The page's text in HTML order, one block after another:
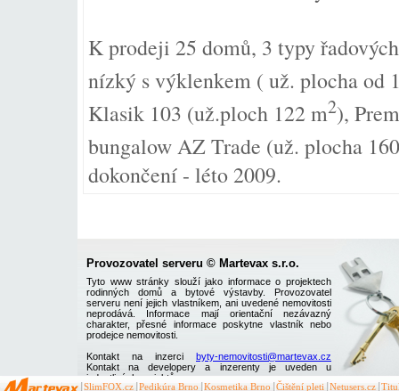
K prodeji 25 domů, 3 typy
nízký s výklenkem ( už. plocha od
Klasik 103 (už.ploch 122 m2),
bungalow AZ Trade (už. plocha
dokončení - léto 2009.
Provozovatel serveru © Martevax s.r.o.
Tyto www stránky slouží jako informace o projektech
rodinných domů a bytové výstavby. Provozovatel
serveru není jejich vlastníkem, ani uvedené nemovitosti
neprodává. Informace mají orientační nezávazný
charakter, přesné informace poskytne vlastník nebo
prodejce nemovitosti.
Kontakt na inzerci byty-nemovitosti@martevax.cz
Kontakt na developery a inzerenty je uveden u
jednotlivých projektů
SlimFOX.cz Pedikúra Brno Kosmetika Brno Čištění pleti Netusers.cz